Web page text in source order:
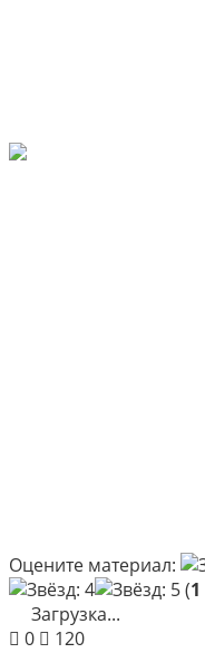
Оцените материал:
(1
Загрузка...
0
120